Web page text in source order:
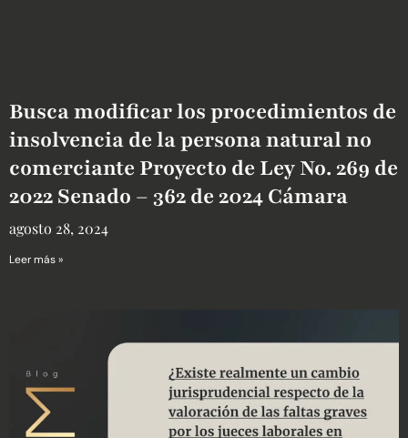
Busca modificar los procedimientos de
insolvencia de la persona natural no
comerciante Proyecto de Ley No. 269 de
2022 Senado – 362 de 2024 Cámara
agosto 28, 2024
Leer más »